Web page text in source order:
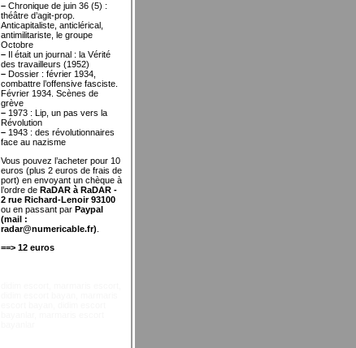
– Chronique de juin 36 (5) :
théâtre d’agit-prop.
Anticapitaliste, anticlérical,
antimilitariste, le groupe
Octobre
– Il était un journal : la Vérité
des travailleurs (1952)
– Dossier : février 1934,
combattre l’offensive fasciste.
Février 1934. Scènes de
grève
– 1973 : Lip, un pas vers la
Révolution
– 1943 : des révolutionnaires
face au nazisme
Vous pouvez l’acheter pour 10
euros (plus 2 euros de frais de
port) en envoyant un chèque à
l’ordre de RaDAR à RaDAR -
2 rue Richard-Lenoir 93100
ou en passant par Paypal
(mail :
radar@numericable.fr)
==> 12 euros